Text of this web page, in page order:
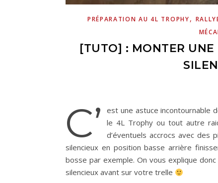
PRÉPARATION AU 4L TROPHY,
[TUTO] : MONTER UNE
C’
est une astuce incontournable
le 4L Trophy ou tout autre
d’éventuels accrocs avec
silencieux en position basse arrière
bosse par exemple. On vous explique
silencieux avant sur votre trelle